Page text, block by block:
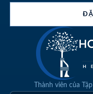
Thành viên của